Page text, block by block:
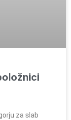
za slab